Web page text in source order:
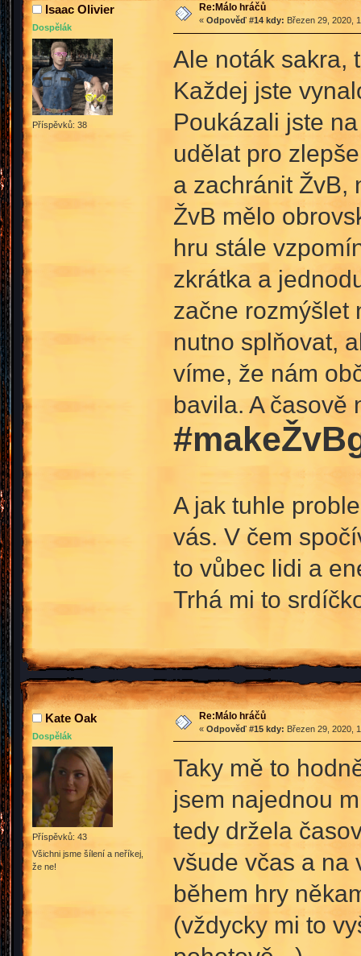
Isaac Olivier
Dospělák
Příspěvků: 38
Re:Málo hráčů
« Odpověď #14 kdy: Březen 29, 2020,
Ale noták sakra,
Každej jste
Poukázali jste
udělat pro
a zachránit ŽvB,
ŽvB mělo
hru stále
zkrátka a
začne rozmýšlet
nutno splňovat,
víme, že nám
bavila. A časově
A jak tuhle
vás. V čem
to vůbec lidi a
Trhá mi to
Kate Oak
Dospělák
Příspěvků: 43
Všichni jsme šílení a neříkej,
že ne!
Re:Málo hráčů
« Odpověď #15 kdy: Březen 29, 2020,
Taky mě to
jsem najednou
tedy držela
všude včas a na
během hry
(vždycky mi to